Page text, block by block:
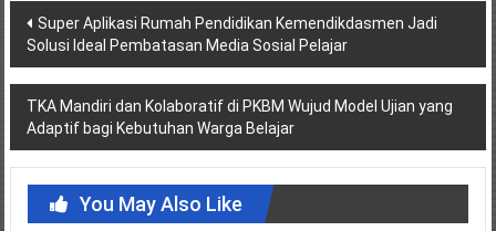
Post
navigation
Super Aplikasi Rumah Pendidikan Kemendikdasmen Jadi
Solusi Ideal Pembatasan Media Sosial Pelajar
TKA Mandiri dan Kolaboratif di PKBM Wujud Model Ujian yang
Adaptif bagi Kebutuhan Warga Belajar
You May Also Like